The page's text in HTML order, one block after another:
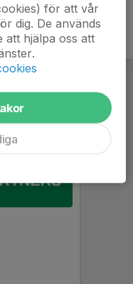
för att vår
dig. De används
att hjälpa oss att